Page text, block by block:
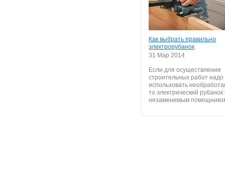
Как выбрать правильно
электрорубанок
31 Мар 2014
Если для осуществления
строительных работ надо
использовать
то электрический рубанок
незаменимым